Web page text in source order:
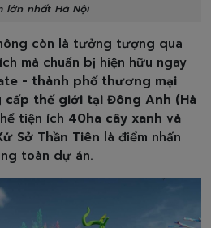
lớn nhất Hà Nội
còn là tưởng tượng qua
mà chuẩn bị hiện hữu ngay
- thành phố thương mại
cấp thế giới tại Đông Anh (Hà
tiện ích 40ha cây xanh và
Sở Thần Tiên là điểm nhấn
toàn dự án.